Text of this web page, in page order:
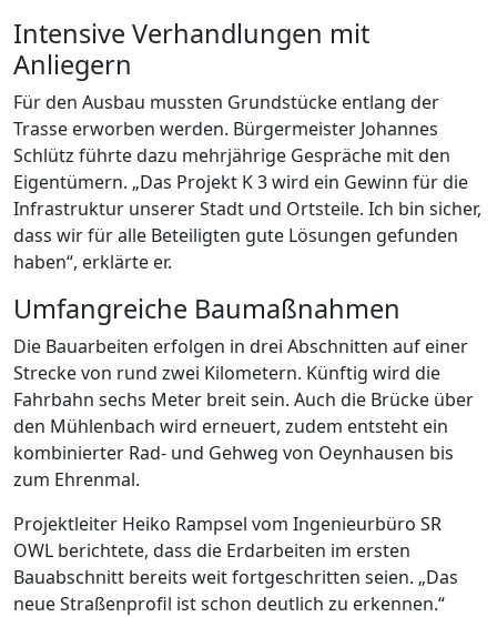
Intensive Verhandlungen mit
Anliegern
Für den Ausbau mussten Grundstücke entlang der
Trasse erworben werden. Bürgermeister Johannes
Schlütz führte dazu mehrjährige Gespräche mit den
Eigentümern. „Das Projekt K 3 wird ein Gewinn für die
Infrastruktur unserer Stadt und Ortsteile. Ich bin sicher,
dass wir für alle Beteiligten gute Lösungen gefunden
haben“, erklärte er.
Umfangreiche Baumaßnahmen
Die Bauarbeiten erfolgen in drei Abschnitten auf einer
Strecke von rund zwei Kilometern. Künftig wird die
Fahrbahn sechs Meter breit sein. Auch die Brücke über
den Mühlenbach wird erneuert, zudem entsteht ein
kombinierter Rad- und Gehweg von Oeynhausen bis
zum Ehrenmal.
Projektleiter Heiko Rampsel vom Ingenieurbüro SR
OWL berichtete, dass die Erdarbeiten im ersten
Bauabschnitt bereits weit fortgeschritten seien. „Das
neue Straßenprofil ist schon deutlich zu erkennen.“